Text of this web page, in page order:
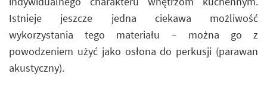
Istnieje jeszcze jedna ciekawa możliwość
wykorzystania tego materiału – można go z
powodzeniem użyć jako osłona do perkusji (parawan
akustyczny).